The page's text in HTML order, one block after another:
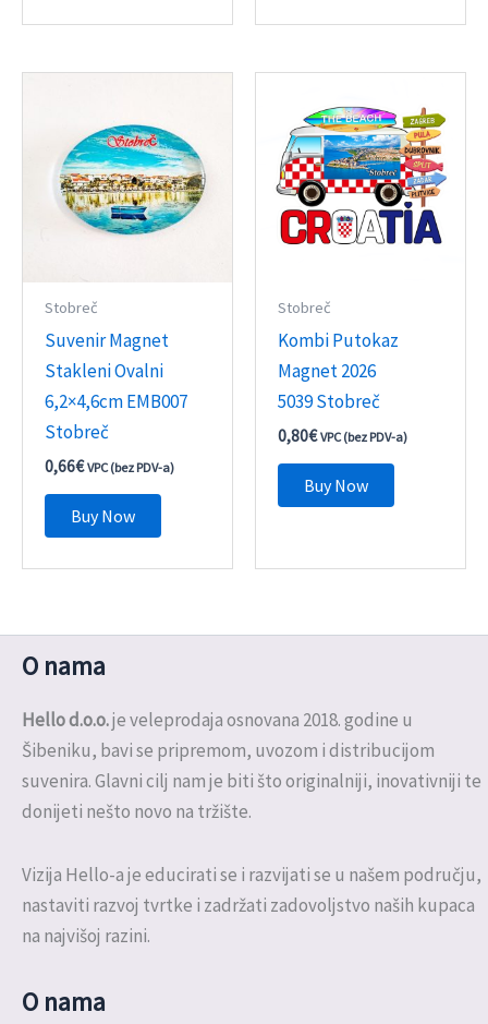
Stobreč
Suvenir Magnet
Stakleni Ovalni
6,2×4,6cm EMB007
Stobreč
0,66€ VPC (bez PDV-a)
Buy Now
Stobreč
Kombi Putokaz
Magnet 2026
5039 Stobreč
0,80€ VPC (bez PDV-a)
Buy Now
O nama
Hello d.o.o.je veleprodaja osnovana 2018. godine u
Šibeniku, bavi se pripremom, uvozom i distribucijom
suvenira. Glavni cilj nam je biti što originalniji, inovativniji te
donijeti nešto novo na tržište.
Vizija Hello-a je educirati se i razvijati se u našem području,
nastaviti razvoj tvrtke i zadržati zadovoljstvo naših kupaca
na najvišoj razini.
O nama